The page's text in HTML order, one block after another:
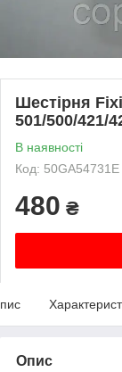
Шестірня
501/500/421/
В наявності
Код: 50GA54731E
480 ₴
Опис